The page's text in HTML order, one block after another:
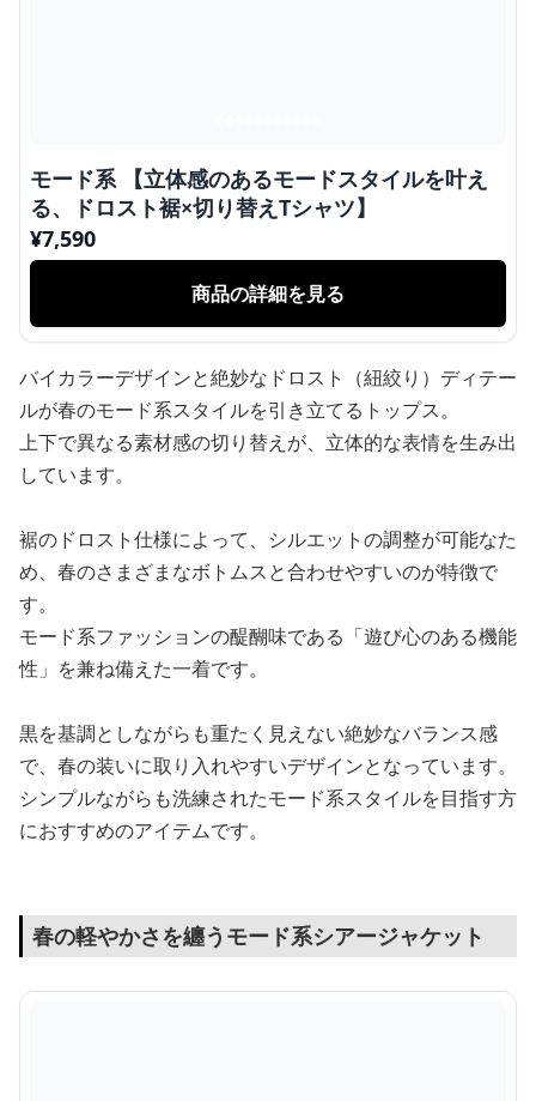
モード系 【立体感のあるモードスタイルを叶え
る、ドロスト裾×切り替えTシャツ】
¥7,590
商品の詳細を見る
バイカラーデザインと絶妙なドロスト（紐絞り）ディテー
ルが春のモード系スタイルを引き立てるトップス。
上下で異なる素材感の切り替えが、立体的な表情を生み出
しています。
裾のドロスト仕様によって、シルエットの調整が可能なた
め、春のさまざまなボトムスと合わせやすいのが特徴で
す。
モード系ファッションの醍醐味である「遊び心のある機能
性」を兼ね備えた一着です。
黒を基調としながらも重たく見えない絶妙なバランス感
で、春の装いに取り入れやすいデザインとなっています。
シンプルながらも洗練されたモード系スタイルを目指す方
におすすめのアイテムです。
春の軽やかさを纏うモード系シアージャケット